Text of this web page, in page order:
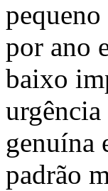
por ano
baixo
genuína
padrão